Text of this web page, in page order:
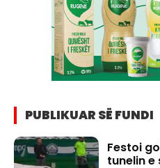
PUBLIKUAR SË FUNDI
Festoi
tunelin